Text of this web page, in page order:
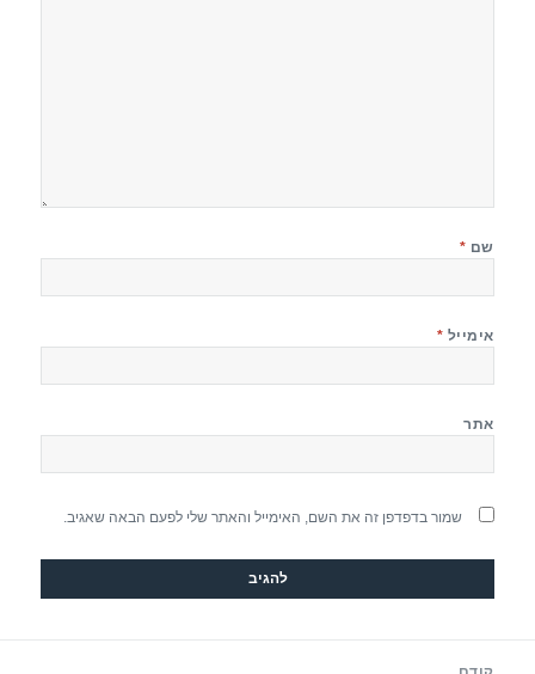
שם *
אימייל *
אתר
שמור בדפדפן זה את השם, האימייל והאתר שלי לפעם הבאה שאגיב.